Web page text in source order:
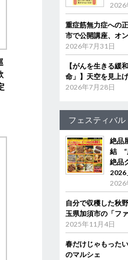
2026
重症筋無力症への
市で公開講座、オ
2026年7月31日
【がんを生きる緩
命」】天空を見上
2026年7月28日
フェスティバル
絶品
結 “
絶品
2026
2026
自分で収穫した秋
玉県加須市の「フ
2025年11月4日
春だけじゃもった
のマルシェ